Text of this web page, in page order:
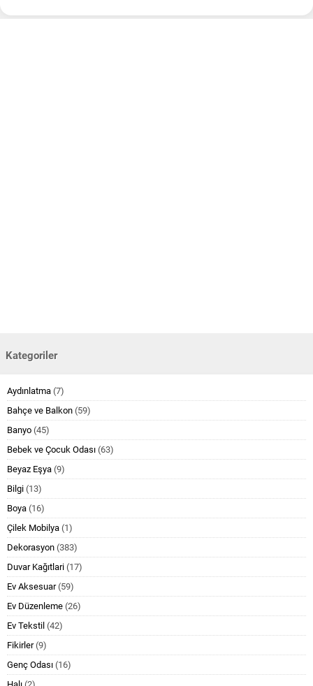
Kategoriler
Aydınlatma (7)
Bahçe ve Balkon (59)
Banyo (45)
Bebek ve Çocuk Odası (63)
Beyaz Eşya (9)
Bilgi (13)
Boya (16)
Çilek Mobilya (1)
Dekorasyon (383)
Duvar Kağıtlari (17)
Ev Aksesuar(59)
Ev Düzenleme (26)
Ev Tekstil (42)
Fikirler(9)
Genç Odası (16)